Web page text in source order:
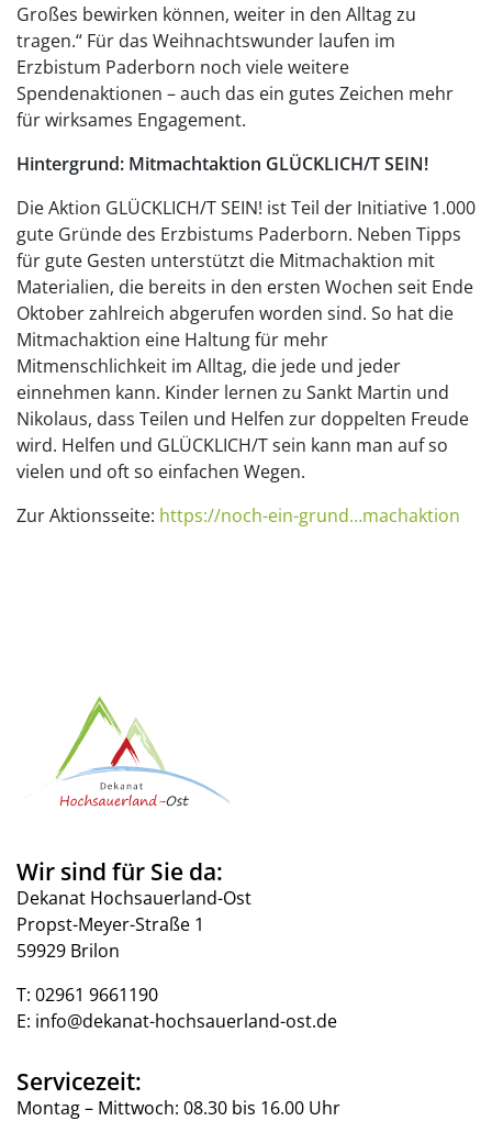
Großes bewirken können, weiter in den Alltag zu
tragen.“ Für das Weihnachtswunder laufen im
Erzbistum Paderborn noch viele weitere
Spendenaktionen – auch das ein gutes Zeichen mehr
für wirksames Engagement.
Hintergrund: Mitmachtaktion GLÜCKLICH/T SEIN!
Die Aktion GLÜCKLICH/T SEIN! ist Teil der Initiative 1.000
gute Gründe des Erzbistums Paderborn. Neben Tipps
für gute Gesten unterstützt die Mitmachaktion mit
Materialien, die bereits in den ersten Wochen seit Ende
Oktober zahlreich abgerufen worden sind. So hat die
Mitmachaktion eine Haltung für mehr
Mitmenschlichkeit im Alltag, die jede und jeder
einnehmen kann. Kinder lernen zu Sankt Martin und
Nikolaus, dass Teilen und Helfen zur doppelten Freude
wird. Helfen und GLÜCKLICH/T sein kann man auf so
vielen und oft so einfachen Wegen.
Zur Aktionsseite: https://noch-ein-grund…machaktion
Wir sind für Sie da:
Dekanat Hochsauerland-Ost
Propst-Meyer-Straße 1
59929 Brilon
T: 02961 9661190
E: info@dekanat-hochsauerland-ost.de
Servicezeit:
Montag – Mittwoch: 08.30 bis 16.00 Uhr